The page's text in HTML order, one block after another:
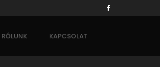
RÓLUNK KAPCSOLAT